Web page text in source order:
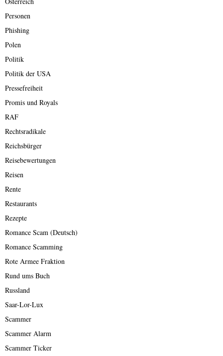
Personen
Phishing
Polen
Politik
Politik der USA
Pressefreiheit
Promis und Royals
RAF
Rechtsradikale
Reichsbürger
Reisebewertungen
Reisen
Rente
Restaurants
Rezepte
Romance Scam (Deutsch)
Romance Scamming
Rote Armee Fraktion
Rund ums Buch
Russland
Saar-Lor-Lux
Scammer
Scammer Alarm
Scammer Ticker